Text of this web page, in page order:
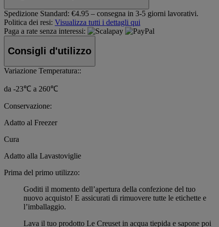
Spedizione Standard: €4.95 – consegna in 3-5 giorni lavorativi.
Politica dei resi: Visualizza tutti i dettagli qui
Paga a rate senza interessi:
Consigli d'utilizzo
Variazione Temperatura::
da -23℃ a 260℃
Conservazione:
Adatto al Freezer
Cura
Adatto alla Lavastoviglie
Prima del primo utilizzo:
Goditi il momento dell’apertura della confezione del tuo
nuovo acquisto! E assicurati di rimuovere tutte le etichette e
l’imballaggio.
Lava il tuo prodotto Le Creuset in acqua tiepida e sapone poi